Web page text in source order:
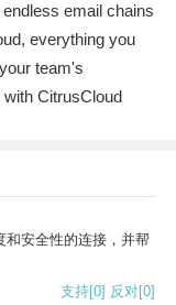
email chains
everything you
team's
CitrusCloud
和安全性的连接，并帮
支持[0] 反对[0]